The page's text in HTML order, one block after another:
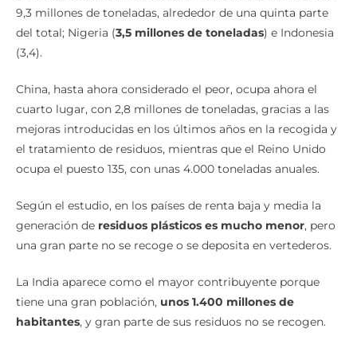
9,3 millones de toneladas, alrededor de una quinta parte
del total; Nigeria (3,5 millones de toneladas) e Indonesia
(3,4).
China, hasta ahora considerado el peor, ocupa ahora el
cuarto lugar, con 2,8 millones de toneladas, gracias a las
mejoras introducidas en los últimos años en la recogida y
el tratamiento de residuos, mientras que el Reino Unido
ocupa el puesto 135, con unas 4.000 toneladas anuales.
Según el estudio, en los países de renta baja y media la
generación de residuos plásticos es mucho menor, pero
una gran parte no se recoge o se deposita en vertederos.
La India aparece como el mayor contribuyente porque
tiene una gran población, unos 1.400 millones de
habitantes, y gran parte de sus residuos no se recogen.